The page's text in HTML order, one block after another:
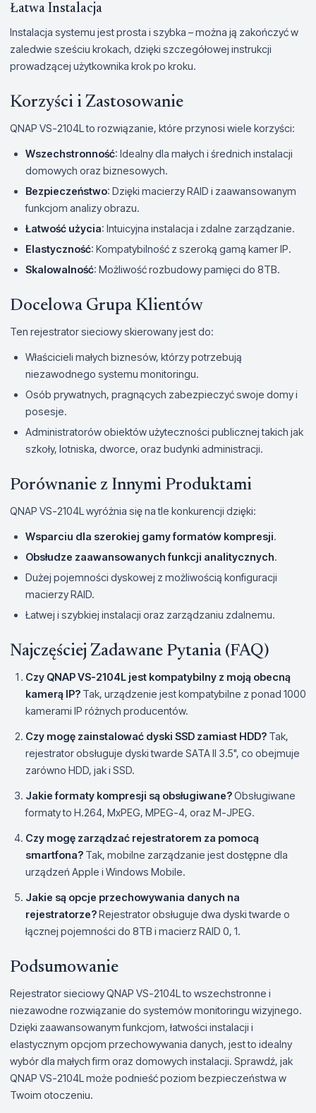
Łatwa Instalacja
Instalacja systemu jest prosta i szybka – można ją zakończyć w
zaledwie sześciu krokach, dzięki szczegółowej instrukcji
prowadzącej użytkownika krok po kroku.
Korzyści i Zastosowanie
QNAP VS-2104L to rozwiązanie, które przynosi wiele korzyści:
Wszechstronność: Idealny dla małych i średnich instalacji
domowych oraz biznesowych.
Bezpieczeństwo: Dzięki macierzy RAID i zaawansowanym
funkcjom analizy obrazu.
Łatwość użycia: Intuicyjna instalacja i zdalne zarządzanie.
Elastyczność: Kompatybilność z szeroką gamą kamer IP.
Skalowalność: Możliwość rozbudowy pamięci do 8TB.
Docelowa Grupa Klientów
Ten rejestrator sieciowy skierowany jest do:
Właścicieli małych biznesów, którzy potrzebują
niezawodnego systemu monitoringu.
Osób prywatnych, pragnących zabezpieczyć swoje domy i
posesje.
Administratorów obiektów użyteczności publicznej takich jak
szkoły, lotniska, dworce, oraz budynki administracji.
Porównanie z Innymi Produktami
QNAP VS-2104L wyróżnia się na tle konkurencji dzięki:
Wsparciu dla szerokiej gamy formatów kompresji.
Obsłudze zaawansowanych funkcji analitycznych.
Dużej pojemności dyskowej z możliwością konfiguracji
macierzy RAID.
Łatwej i szybkiej instalacji oraz zarządzaniu zdalnemu.
Najczęściej Zadawane Pytania (FAQ)
Czy QNAP VS-2104L jest kompatybilny z moją obecną
kamerą IP? Tak, urządzenie jest kompatybilne z ponad 1000
kamerami IP różnych producentów.
Czy mogę zainstalować dyski SSD zamiast HDD? Tak,
rejestrator obsługuje dyski twarde SATA II 3.5", co obejmuje
zarówno HDD, jak i SSD.
Jakie formaty kompresji są obsługiwane?Obsługiwane
formaty to H.264, MxPEG, MPEG-4, oraz M-JPEG.
Czy mogę zarządzać rejestratorem za pomocą
smartfona? Tak, mobilne zarządzanie jest dostępne dla
urządzeń Apple i Windows Mobile.
Jakie są opcje przechowywania danych na
rejestratorze?Rejestrator obsługuje dwa dyski twarde o
łącznej pojemności do 8TB i macierz RAID 0, 1.
Podsumowanie
Rejestrator sieciowy QNAP VS-2104L to wszechstronne i
niezawodne rozwiązanie do systemów monitoringu wizyjnego.
Dzięki zaawansowanym funkcjom, łatwości instalacji i
elastycznym opcjom przechowywania danych, jest to idealny
wybór dla małych firm oraz domowych instalacji. Sprawdź, jak
QNAP VS-2104L może podnieść poziom bezpieczeństwa w
Twoim otoczeniu.